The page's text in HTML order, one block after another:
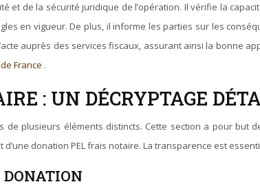
et de la sécurité juridique de l’opération. Il vérifie la
en vigueur. De plus, il informe les parties sur les
auprès des services fiscaux, assurant ainsi la bonne
France .
: UN DÉCRYPTAGE
plusieurs éléments distincts. Cette section a pour but
donation PEL frais notaire. La transparence est
DONATION